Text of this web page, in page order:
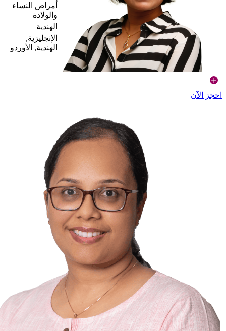
أمراض النساء
والولادة
الهندية
الإنجليزية,
الهندية, الأوردو
احجز الآن